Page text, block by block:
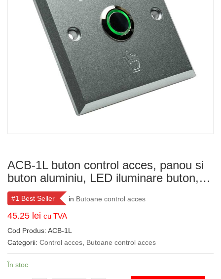
ACB-1L buton control acces, panou si
buton aluminiu, LED iluminare buton,…
#1 Best Seller in Butoane control acces
45.25 lei cu TVA
Cod Produs: ACB-1L
Categorii: Control acces Butoane control acces
În stoc